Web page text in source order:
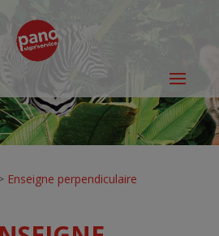
Enseigne perpendiculaire